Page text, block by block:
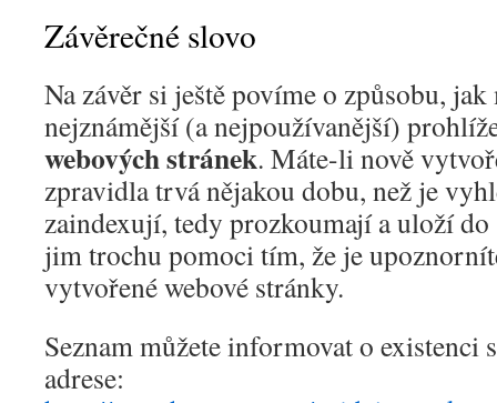
Závěrečné slovo
Na závěr si ještě povíme o způsobu,
nejznámější (a nejpoužívanější)
webových stránek. Máte-li nově
zpravidla trvá nějakou dobu, než je
zaindexují, tedy prozkoumají a uloží do
jim trochu pomoci tím, že je
vytvořené webové stránky.
Seznam můžete informovat o existenci
adrese: